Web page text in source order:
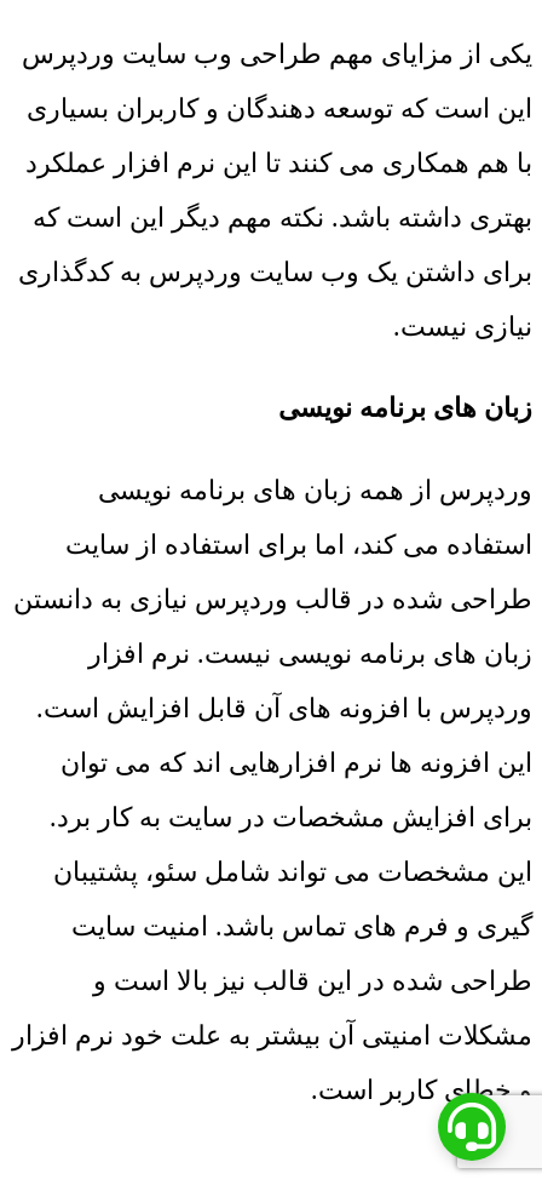
یکی از مزایای مهم طراحی وب سایت وردپرس
این است که توسعه دهندگان و کاربران بسیاری
با هم همکاری می کنند تا این نرم افزار عملکرد
بهتری داشته باشد. نکته مهم دیگر این است که
برای داشتن یک وب سایت وردپرس به کدگذاری
نیازی نیست.
زبان های برنامه نویسی
وردپرس از همه زبان های برنامه نویسی
استفاده می کند، اما برای استفاده از سایت
طراحی شده در قالب وردپرس نیازی به دانستن
زبان های برنامه نویسی نیست. نرم افزار
وردپرس با افزونه های آن قابل افزایش است.
این افزونه ها نرم افزارهایی اند که می توان
برای افزایش مشخصات در سایت به کار برد.
این مشخصات می تواند شامل سئو، پشتیبان
گیری و فرم های تماس باشد. امنیت سایت
طراحی شده در این قالب نیز بالا است و
مشکلات امنیتی آن بیشتر به علت خود نرم افزار
و خطای کاربر است.